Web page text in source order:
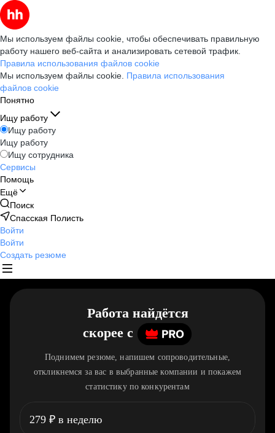
Мы используем файлы cookie, чтобы обеспечивать правильную
работу нашего веб-сайта и анализировать сетевой трафик.
Правила использования файлов cookie
Мы используем файлы cookie. Правила использования
файлов cookie
Понятно
Ищу работу
Ищу работу
Ищу работу
Ищу сотрудника
Сервисы
Помощь
Ещё
Поиск
Спасская Полисть
Войти
Войти
Создать резюме
Работа найдётся
скорее c
Поднимем резюме, напишем сопроводительные,
откликнемся за вас в выбранные компании и покажем
статистику по конкурентам
279 ₽ в неделю